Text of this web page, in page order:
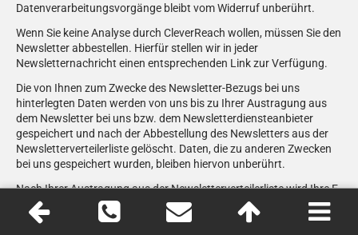
Datenverarbeitungsvorgänge bleibt vom Widerruf unberührt.
Wenn Sie keine Analyse durch CleverReach wollen, müssen Sie den
Newsletter abbestellen. Hierfür stellen wir in jeder
Newsletternachricht einen entsprechenden Link zur Verfügung.
Die von Ihnen zum Zwecke des Newsletter-Bezugs bei uns
hinterlegten Daten werden von uns bis zu Ihrer Austragung aus
dem Newsletter bei uns bzw. dem Newsletterdiensteanbieter
gespeichert und nach der Abbestellung des Newsletters aus der
Newsletterverteilerliste gelöscht. Daten, die zu anderen Zwecken
bei uns gespeichert wurden, bleiben hiervon unberührt.
Nach Ihrer Austragung aus der Newsletterverteilerliste wird Ihre E-
Mail-Adresse bei uns bzw. dem Newsletterdiensteanbieter ggf. in
einer Blacklist gespeichert, sofern dies zur Verhinderung künftiger